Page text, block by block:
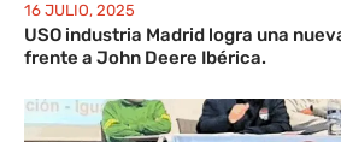
16 JULIO, 2025
USO industria Madrid logra una
frente a John Deere Ibérica.